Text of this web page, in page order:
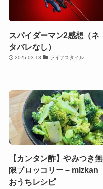
スパイダーマン2感想（ネ
タバレなし）
2025-03-13 ライフスタイル
【カンタン酢】やみつき無
限ブロッコリー – mizkan
おうちレシピ